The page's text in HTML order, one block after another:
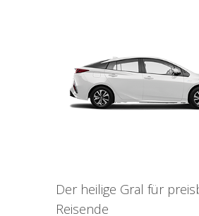
Der heilige Gral für
Reisende